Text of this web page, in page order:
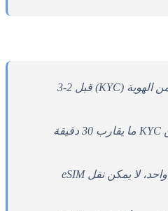
يرجى تثبيت eSIM والتحقق من الهوية (KYC) قبل 2-3
ستستغرق عملية التحقق من KYC ما يقارب 30 دقيقة
بمجرد نجاح KYC على جهاز واحد، لا يمكن نقل eSIM